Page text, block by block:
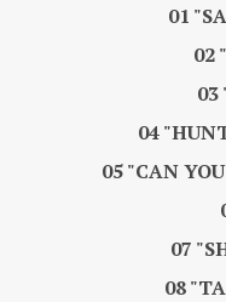
01
02
03
04
05 "CAN
07
08